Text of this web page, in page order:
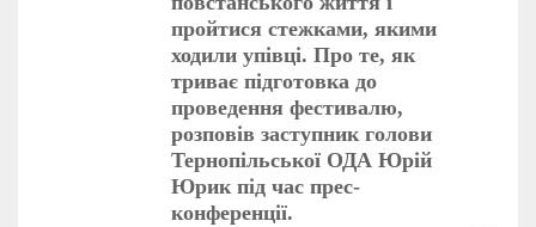
пройтися стежками, якими
ходили упівці. Про те, як
триває підготовка до
проведення фестивалю,
розповів заступник голови
Тернопільської ОДА Юрій
Юрик під час прес-
конференції.